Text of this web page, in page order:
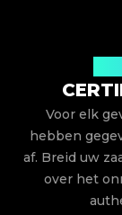
Voor elk
hebben
af. Breid uw
over het